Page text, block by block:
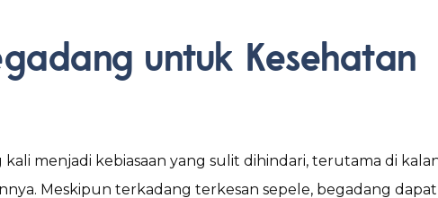
untuk Kesehatan
kali menjadi kebiasaan yang sulit dihindari, terutama di
Meskipun terkadang terkesan sepele, begadang